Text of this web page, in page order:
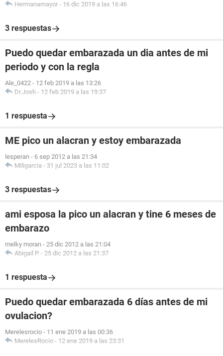
Hermanamayor - 16 dic 2019 a las 16:46
3 respuestas
Puedo quedar embarazada un dia antes de mi
periodo y con la regla
Ale_0422 - 12 feb 2019 a las 13:26
Dr.Josh - 12 feb 2019 a las 19:37
1 respuesta
ME pico un alacran y estoy embarazada
lesperan - 6 sep 2012 a las 21:34
Miligarcia - 31 jul 2023 a las 11:02
3 respuestas
ami esposa la pico un alacran y tine 6 meses de
embarazo
melky moran - 25 dic 2012 a las 21:04
Abigail P. - 25 dic 2012 a las 21:37
1 respuesta
Puedo quedar embarazada 6 días antes de mi
ovulacion?
Merelesrocio - 11 ene 2019 a las 00:36
MerelesRocio - 12 ene 2019 a las 23:31